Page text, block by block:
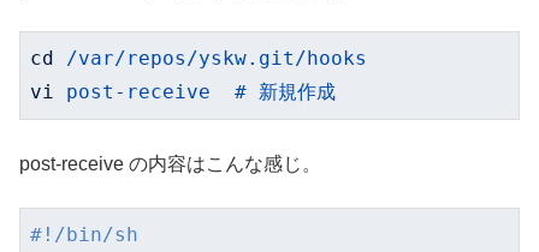
cd
/var/repos/yskw.git/hooks
vi
post-receive  # 新規作成
post-receive の内容はこんな感じ。
#!/bin/sh